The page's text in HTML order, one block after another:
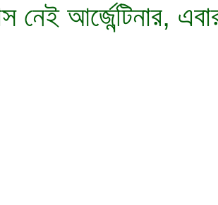
নেই আর্জেন্টিনার,